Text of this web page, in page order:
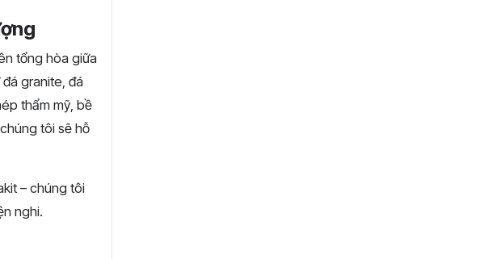
tổng hòa giữa
granite, đá
thẩm mỹ, bề
tôi sẽ hỗ
– chúng tôi
nghi.